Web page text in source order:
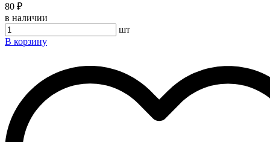
80 ₽
в наличии
шт
В корзину